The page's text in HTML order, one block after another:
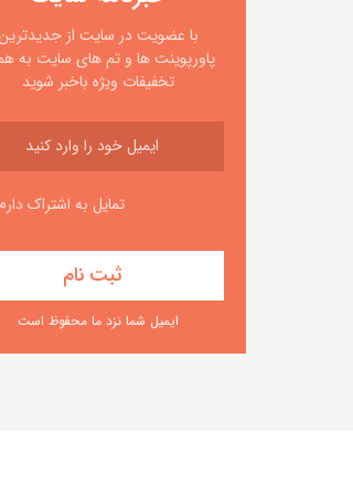
با عضویت در سایت از
پاورپوینت ها و تم های سایت به
تخفیفات ویژه باخبر شوید
تمایل به اشتراک
ایمیل شما نزد ما محفوظ است